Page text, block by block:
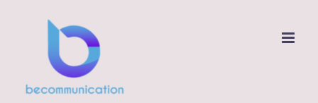
contenu